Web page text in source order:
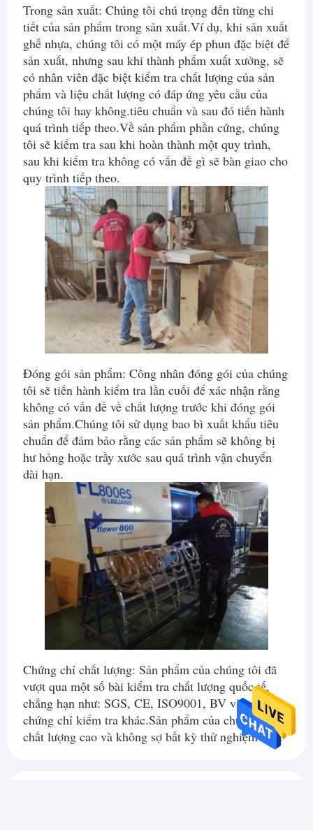
Trong sản xuất: Chúng tôi chú trọng đến từng chi
tiết của sản phẩm trong sản xuất.Ví dụ, khi sản xuất
ghế nhựa, chúng tôi có một máy ép phun đặc biệt để
sản xuất, nhưng sau khi thành phẩm xuất xưởng, sẽ
có nhân viên đặc biệt kiểm tra chất lượng của sản
phẩm và liệu chất lượng có đáp ứng yêu cầu của
chúng tôi hay không.tiêu chuẩn và sau đó tiến hành
quá trình tiếp theo.Về sản phẩm phần cứng, chúng
tôi sẽ kiểm tra sau khi hoàn thành một quy trình,
sau khi kiểm tra không có vấn đề gì sẽ bàn giao cho
quy trình tiếp theo.
Đóng gói sản phẩm: Công nhân đóng gói của chúng
tôi sẽ tiến hành kiểm tra lần cuối để xác nhận rằng
không có vấn đề về chất lượng trước khi đóng gói
sản phẩm.Chúng tôi sử dụng bao bì xuất khẩu tiêu
chuẩn để đảm bảo rằng các sản phẩm sẽ không bị
hư hỏng hoặc trầy xước sau quá trình vận chuyển
dài hạn.
Chứng chỉ chất lượng: Sản phẩm của chúng tôi đã
vượt qua một số bài kiểm tra chất lượng quốc tế,
chẳng hạn như: SGS, CE, ISO9001, BV và các
chứng chỉ kiểm tra khác.Sản phẩm của chúng tôi có
chất lượng cao và không sợ bất kỳ thử nghiệm nào.